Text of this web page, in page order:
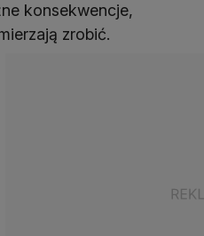
konsekwencje,
zrobić.